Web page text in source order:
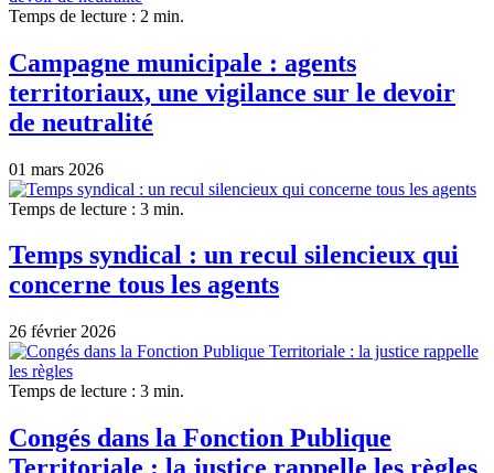
Temps de lecture : 2 min.
Campagne municipale : agents
territoriaux, une vigilance sur le devoir
de neutralité
01 mars 2026
Temps de lecture : 3 min.
Temps syndical : un recul silencieux qui
concerne tous les agents
26 février 2026
Temps de lecture : 3 min.
Congés dans la Fonction Publique